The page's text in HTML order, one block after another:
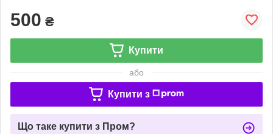
500 ₴
Купити
або
Купити з
Що таке купити з Пром?